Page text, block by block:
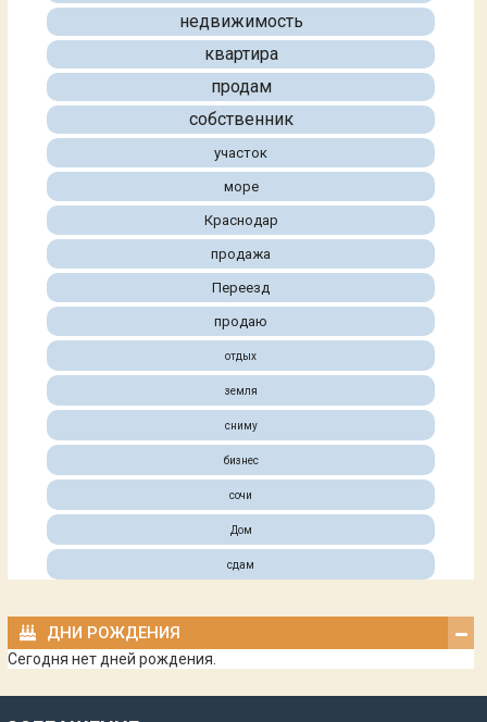
недвижимость
квартира
продам
собственник
участок
море
Краснодар
продажа
Переезд
продаю
отдых
земля
сниму
бизнес
сочи
Дом
сдам
ДНИ РОЖДЕНИЯ
Сегодня нет дней рождения.